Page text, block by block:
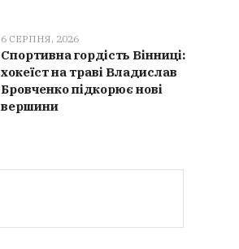
6 СЕРПНЯ, 2026
Спортивна гордість Вінниці:
хокеїст на траві Владислав
Бровченко підкорює нові
вершини